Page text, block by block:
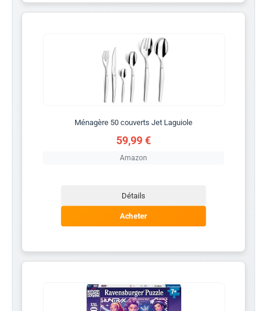
Ménagère 50 couverts Jet Laguiole
59,99 €
Amazon
Détails
Acheter